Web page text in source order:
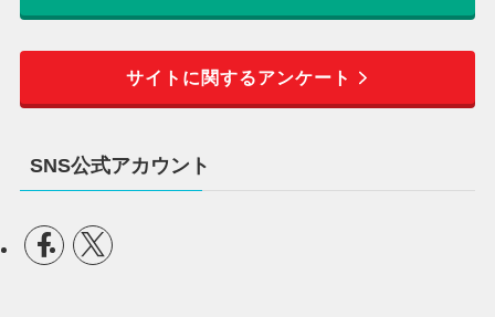
サイトに関するアンケート
SNS公式アカウント